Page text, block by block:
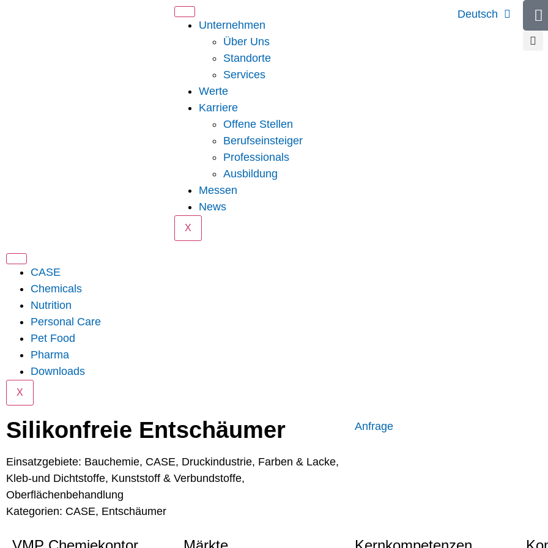
Unternehmen
Über Uns
Standorte
Services
Werte
Karriere
Offene Stellen
Berufseinsteiger
Professionals
Ausbildung
Messen
News
X
Deutsch
CASE
Chemicals
Nutrition
Personal Care
Pet Food
Pharma
Downloads
X
Silikonfreie Entschäumer
Einsatzgebiete: Bauchemie, CASE, Druckindustrie, Farben & Lacke,
Kleb-und Dichtstoffe, Kunststoff & Verbundstoffe,
Oberflächenbehandlung
Kategorien: CASE, Entschäumer
Anfrage